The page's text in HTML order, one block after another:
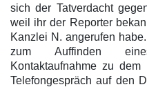
sich der Tatverdacht
weil ihr der Reporter
Kanzlei N. angerufen
zum Auffinden
Kontaktaufnahme zu
Telefongespräch auf den